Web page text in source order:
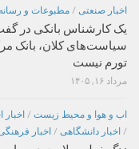
اخبار صنعتی / مطبوعات و
یک کارشناس بانکی در گفت
سیاست‌های کلان، بانک
تورم نیست
مرداد ۱۶, ۱۴۰۵
اب و هوا و محیط زیست / اخبار
/ اخبار دانشگاهی / اخبار